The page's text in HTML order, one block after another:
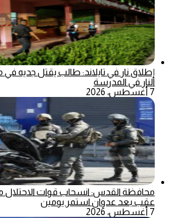
إطلاق نار في تايلاند: طالب يقتل جديه في
النار في المدرسة
7 أغسطس، 2026
محافظة القدس: انسحاب قوات الاحتلال
عقب بعد عدوان استمر يومين
7 أغسطس، 2026